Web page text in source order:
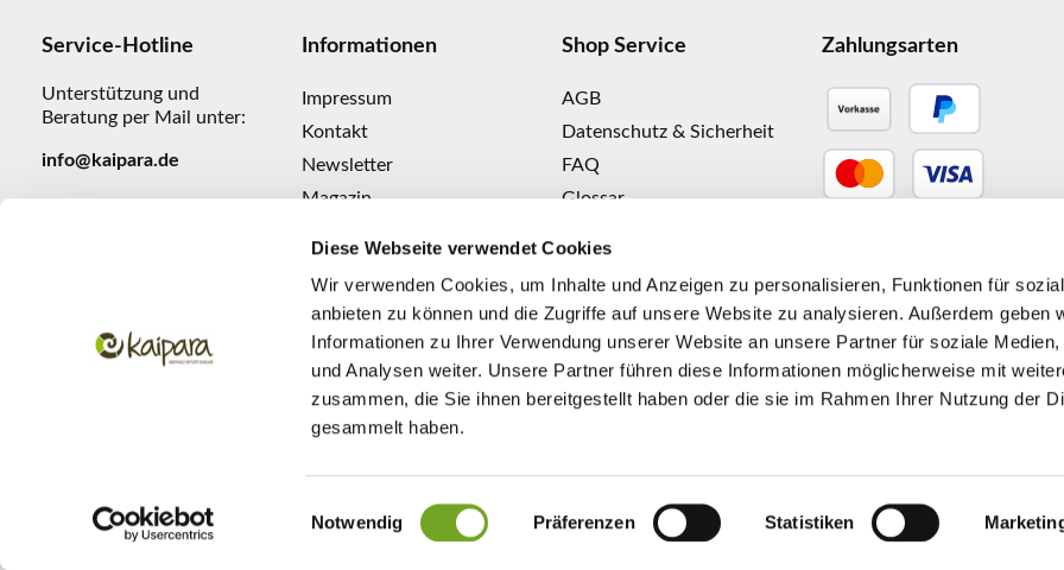
Diese Webseite verwendet Cookies
Wir verwenden Cookies, um Inhalte und Anzeigen zu personalisieren, Funktionen für
anbieten zu können und die Zugriffe auf unsere Website zu analysieren. Außerdem geben
Informationen zu Ihrer Verwendung unserer Website an unsere Partner für soziale Medien,
und Analysen weiter. Unsere Partner führen diese Informationen möglicherweise mit
zusammen, die Sie ihnen bereitgestellt haben oder die sie im Rahmen Ihrer Nutzung der
gesammelt haben.
Einwilligungsauswahl
Notwendig Präferenzen Statistiken
Service-Hotline
Unterstützung und
Beratung per Mail unter:
info@kaipara.de
Informationen
Impressum
Kontakt
Newsletter
Magazin
Shop Service
AGB
Datenschutz & Sicherheit
FAQ
Glossar
Retourenservice
Zahlung, Versand und
Rückgabe
Bestellung widerrufen
Zahlungsarten
* Alle Preise inkl. gesetzl. Mehrwertsteuer zzgl.Versandkostenund ggf. Nachnahmegebühren,